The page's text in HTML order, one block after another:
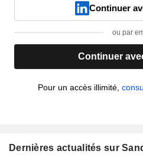
Continuer
ou par
Continuer
Pour un accès illimité,
Dernières actualités sur